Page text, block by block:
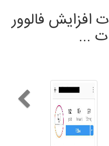
افزایش فالوور
...